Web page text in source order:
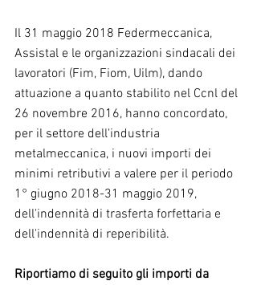
Il 31 maggio 2018 Federmeccanica,
Assistal e le organizzazioni sindacali dei
lavoratori (Fim, Fiom, Uilm), dando
attuazione a quanto stabilito nel Ccnl del
26 novembre 2016, hanno concordato,
per il settore dell'industria
metalmeccanica, i nuovi importi dei
minimi retributivi a valere per il periodo
1° giugno 2018-31 maggio 2019,
dell'indennità di trasferta forfettaria e
dell'indennità di reperibilità.
Riportiamo di seguito gli importi da